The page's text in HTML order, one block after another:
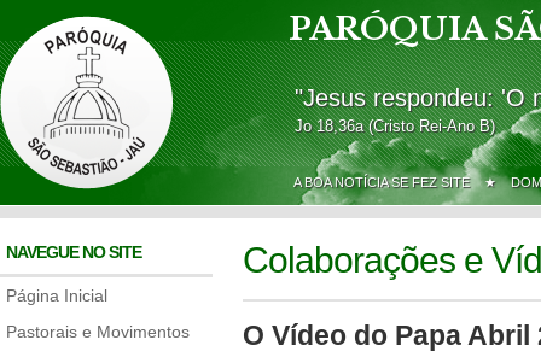
PARÓQUIA
"Jesus respondeu: 'O
Jo 18,36a (Cristo Rei-Ano B)
A BOA NOTÍCIA SE FEZ SITE ★
NAVEGUE NO SITE
Página Inicial
Pastorais e Movimentos
Colaborações e
O Vídeo do Papa Abril